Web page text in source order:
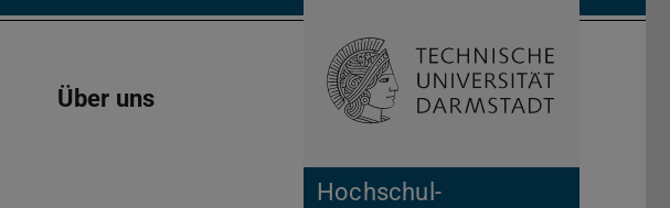
Hochschul­
Über uns Suche öffnen